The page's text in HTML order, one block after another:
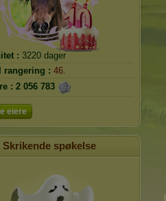
: 3220 dager
rangering : 46.
: 2 056 783
eiere
Skrikende spøkelse